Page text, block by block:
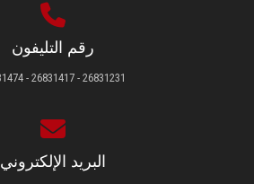
رقم التليفون
26831231 - 26831417 - 26831474
البريد الإلكتروني